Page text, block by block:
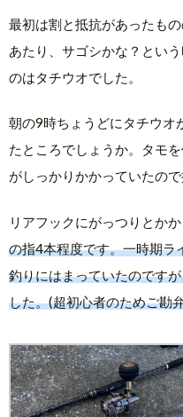
最初は割と抵抗があったも
あたり、サゴシかな？とい
のはタチウオでした。
朝の9時ちょうどにタチウオ
たところでしょうか。タモ
がしっかりかかっていたの
リアフックにがっつりとか
の指4本程度です。一時期ラ
釣りにはまっていたのです
した。(超初心者のためご勘